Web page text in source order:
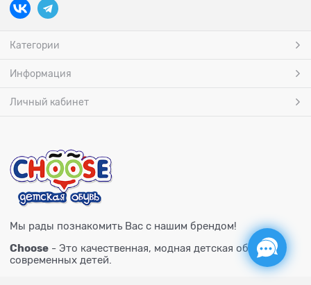
Категории
Информация
Личный кабинет
Мы рады познакомить Вас с нашим брендом!
Choose - Это качественная, модная детская обувь для
современных детей.